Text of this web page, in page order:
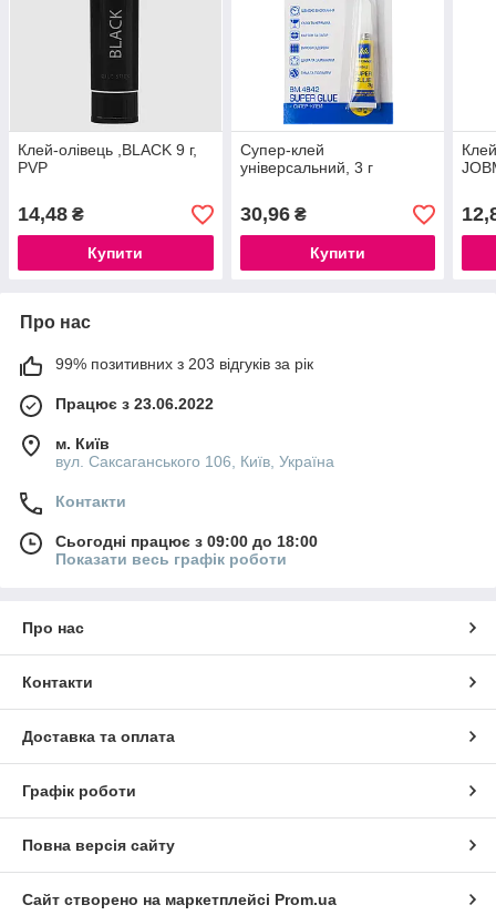
Клей-олiвець ,BLACK 9 г,
PVP
14,48 ₴
Купити
Супер-клей
універсальний, 3 г
30,96₴
Купити
Про нас
99% позитивних з 203 відгуків за рік
Працює з 23.06.2022
м. Київ
вул. Саксаганського 106, Київ, Україна
Контакти
Сьогодні працює з 09:00 до 18:00
Показати весь графік роботи
Про нас
Контакти
Доставка та оплата
Графік роботи
Повна версія сайту
Сайт створено на маркетплейсі Prom.ua